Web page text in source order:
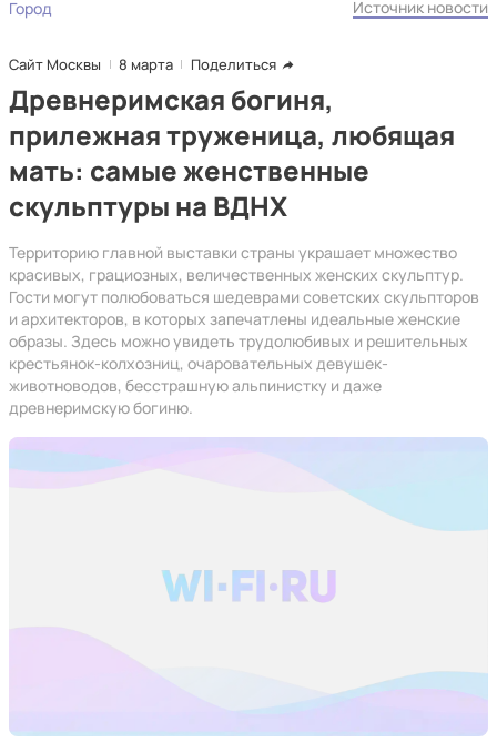
Город Источник новости
Сайт Москвы 8 марта Поделиться
Древнеримская богиня,
прилежная труженица, любящая
мать: самые женственные
скульптуры на ВДНХ
Территорию главной выставки страны украшает множество
красивых, грациозных, величественных женских скульптур.
Гости могут полюбоваться шедеврами советских скульпторов
и архитекторов, в которых запечатлены идеальные женские
образы. Здесь можно увидеть трудолюбивых и решительных
крестьянок-колхозниц, очаровательных девушек-
животноводов, бесстрашную альпинистку и даже
древнеримскую богиню.